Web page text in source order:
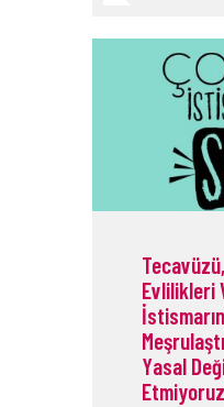
Evlilikleri
Yasal